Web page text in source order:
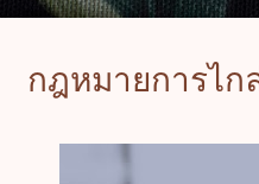
กฎหมายการไก